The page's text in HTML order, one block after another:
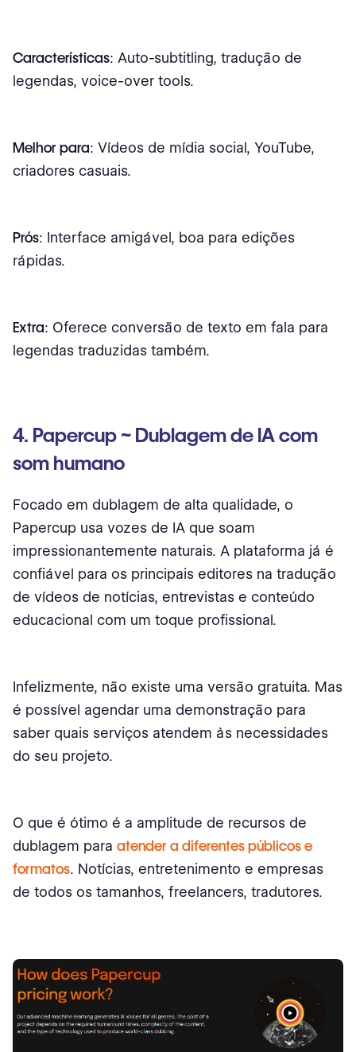
Características: Auto-subtitling, tradução de
legendas, voice-over tools.
Melhor para: Vídeos de mídia social, YouTube,
criadores casuais.
Prós: Interface amigável, boa para edições
rápidas.
Extra: Oferece conversão de texto em fala para
legendas traduzidas também.
4. Papercup ~ Dublagem de IA com
som humano
Focado em dublagem de alta qualidade, o
Papercup usa vozes de IA que soam
impressionantemente naturais. A plataforma já é
confiável para os principais editores na tradução
de vídeos de notícias, entrevistas e conteúdo
educacional com um toque profissional.
Infelizmente, não existe uma versão gratuita. Mas
é possível agendar uma demonstração para
saber quais serviços atendem às necessidades
do seu projeto.
O que é ótimo é a amplitude de recursos de
dublagem para atender a diferentes públicos e
formatos. Notícias, entretenimento e empresas
de todos os tamanhos, freelancers, tradutores.